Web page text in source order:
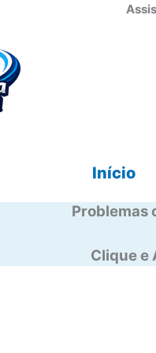
Início
Problemas
Clique e